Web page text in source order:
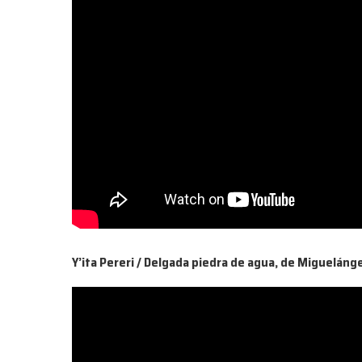
Y’ita Pereri / Delgada piedra de agua, de